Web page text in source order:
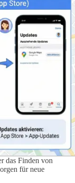
das Finden von
für neue